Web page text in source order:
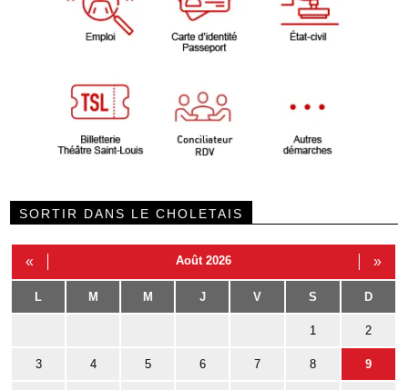
SORTIR DANS LE CHOLETAIS
« Août 2026 »
L M M J V S D
1 2
3 4 5 6 7 8 9